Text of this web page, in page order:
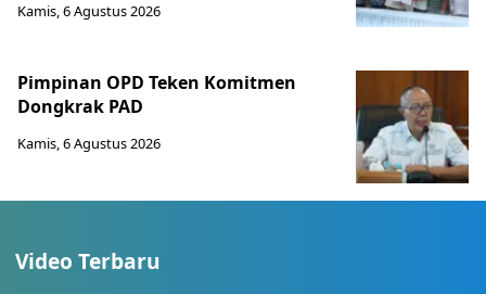
Kamis, 6 Agustus 2026
Pimpinan OPD Teken Komitmen
Dongkrak PAD
Kamis, 6 Agustus 2026
Video Terbaru